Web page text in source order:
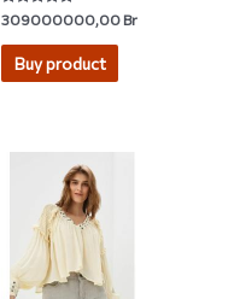
Rated
5.00
out of 5
309000000,00Br
Buy product